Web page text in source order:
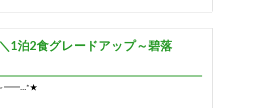
1泊2食グレードアップ～碧落
～━━…*★